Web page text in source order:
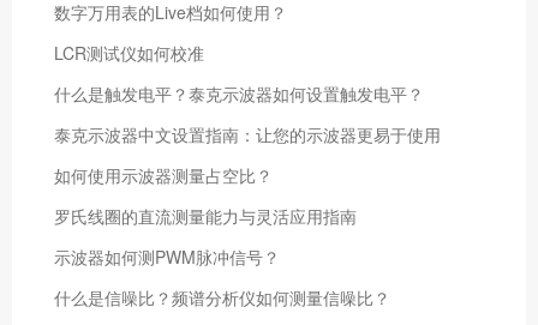
数字万用表的Live档如何使用？
LCR测试仪如何校准
什么是触发电平？泰克示波器如何设置触发电平？
泰克示波器中文设置指南：让您的示波器更易于使用
如何使用示波器测量占空比？
罗氏线圈的直流测量能力与灵活应用指南
示波器如何测PWM脉冲信号？
什么是信噪比？频谱分析仪如何测量信噪比？